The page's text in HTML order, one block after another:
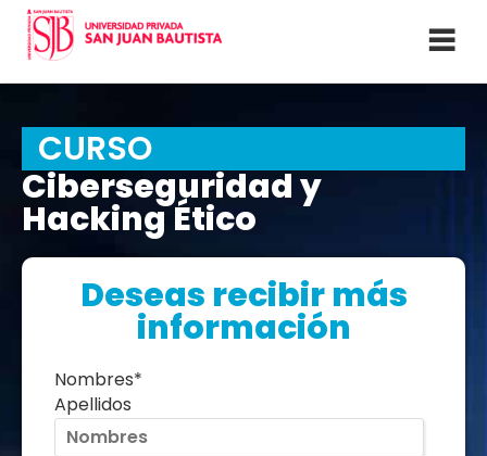
CURSO
Ciberseguridad y
Hacking Ético
Deseas recibir más
información
Nombres*
Apellidos